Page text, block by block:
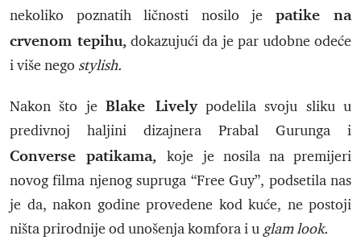
nekoliko poznatih ličnosti nosilo je patike na
crvenom tepihu, dokazujući da je par udobne odeće
i više nego stylish.
Nakon što jeBlake Livelypodelila svoju sliku u
predivnoj haljini dizajnera Prabal Gurunga i
Converse patikama,koje je nosila na premijeri
novog filma njenog supruga “Free Guy”, podsetila nas
je da, nakon godine provedene kod kuće, ne postoji
ništa prirodnije od unošenja komfora i uglam look.